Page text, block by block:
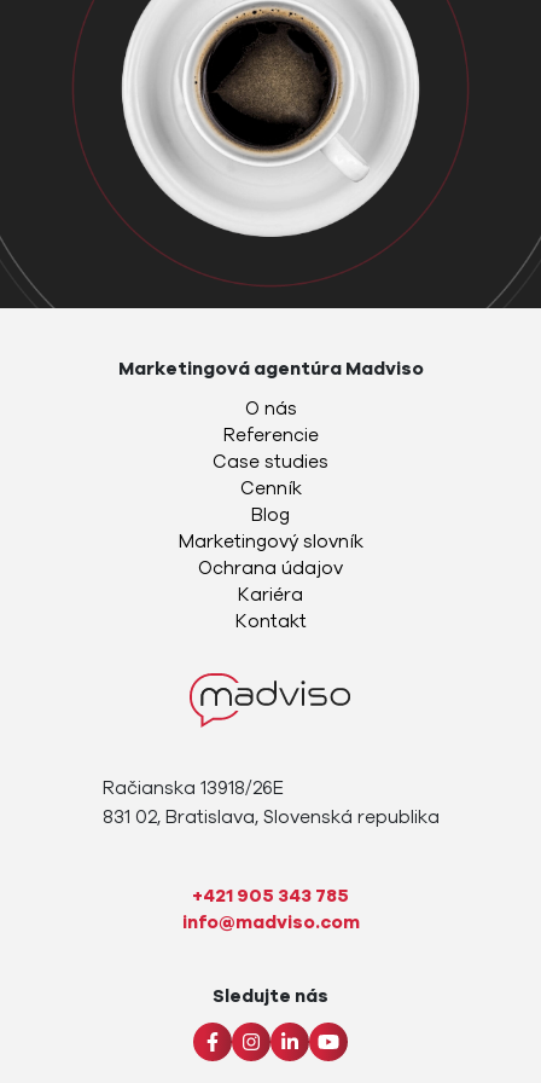
Račianska 13918/26E
831 02, Bratislava, Slovenská republika
+421 905 343 785
info@madviso.com
Marketingová agentúra Madviso
O nás
Referencie
Case studies
Cenník
Blog
Marketingový slovník
Ochrana údajov
Kariéra
Kontakt
Sledujte nás